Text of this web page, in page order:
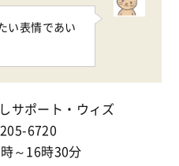
い表情であい
サポート・ウィズ
6720
～16時30分